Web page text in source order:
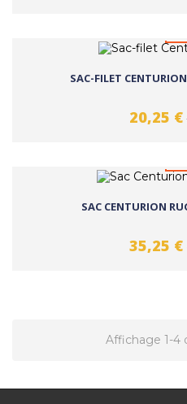
SAC-FILET
20,25 €
SAC CENTURION
35,25 €
Affichage 1-4